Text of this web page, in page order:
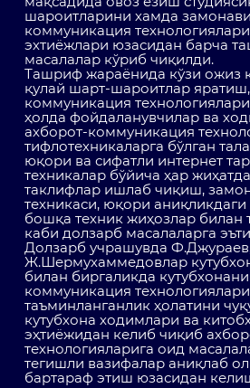
шароитларини хамда
коммуникация
эхтиёжлари юзасидан барча
масалалар кўриб чиқилди.
Ташриф жараёнида кўзи ожиз
қулай шарт-шароитлар
коммуникация
ҳолда фойдаланувчилар ва
ахборот-коммуникация
тифлотехникаларга бўлган
юқори ва сифатли интернет
техникалар бўйича ҳар
таклифлар ишлаб чиқиш,
техникаси, юқори аниқликдаги
бошқа техник жиҳозлар
каби долзарб масалаларга
Долзарб учрашувда
Ж.Шермухаммедовлар
билан биргаликда
коммуникация
таъминланганлик ҳолатини
кутубхона ходимлари ва
эҳтиёжидан келиб чиқиб
технологияларига оид
тегишли вазифалар аниқлаб
бартараф этиш юзасидан